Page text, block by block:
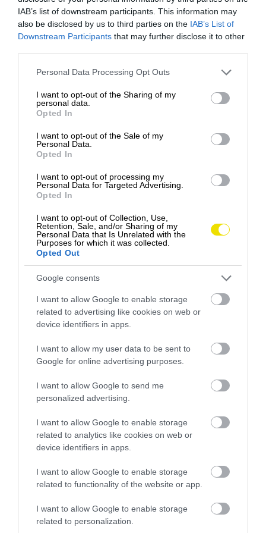
IAB’s list of downstream participants. This information may
also be disclosed by us to third parties on the IAB’s List of
Downstream Participants that may further disclose it to other
Please note that this website/app uses one or more Google
not limited to your visit or usage behaviour. You may click to
grant or deny consent to Google and its third-party tags to
use your data for below specified purposes in below Google
consent section.
Personal Data Processing Opt Outs
I want to opt-out of the Sharing of my
personal data.
Opted In
I want to opt-out of the Sale of my
Personal Data.
Opted In
I want to opt-out of processing my
Personal Data for Targeted Advertising.
Opted In
I want to opt-out of Collection, Use,
Retention, Sale, and/or Sharing of my
Personal Data that Is Unrelated with the
Purposes for which it was collected.
Opted Out
Google consents
I want to allow Google to enable storage
related to advertising like cookies on web or
device identifiers in apps.
I want to allow my user data to be sent to
Google for online advertising purposes.
I want to allow Google to send me
personalized advertising.
I want to allow Google to enable storage
related to analytics like cookies on web or
device identifiers in apps.
I want to allow Google to enable storage
related to functionality of the website or app.
I want to allow Google to enable storage
related to personalization.
na grile.
VÁCLAVSKÉ NÁMESTIE
V spodnej časti jedného z najznámejších námestí
českej metropoly nájdete stánky a v nich okrem
iného vyšívané obrusy s veľkonočnými motívmi,
korbáče najrôznejšieho druhu, ale aj české klobásy a
vegetariánske hotdogy, ktoré môžete na Veľkú noc
zapiť tematicky –zeleným pivom